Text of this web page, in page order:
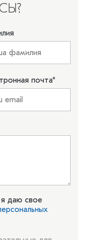
почта*
я даю свое